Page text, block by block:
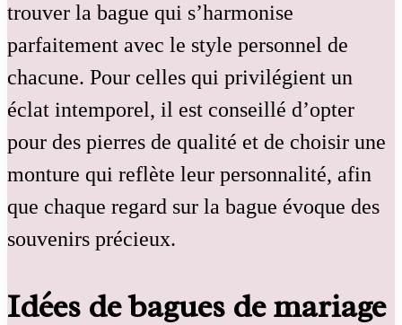
trouver la bague qui s’harmonise
parfaitement avec le style personnel de
chacune. Pour celles qui privilégient un
éclat intemporel, il est conseillé d’opter
pour des pierres de qualité et de choisir une
monture qui reflète leur personnalité, afin
que chaque regard sur la bague évoque des
souvenirs précieux.
Idées de bagues de mariage